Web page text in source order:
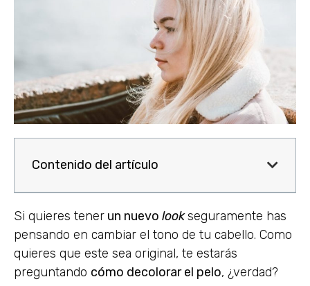
Contenido del artículo
Si quieres tener un nuevo lookseguramente has
pensando en cambiar el tono de tu cabello. Como
quieres que este sea original, te estarás
preguntando cómo decolorar el pelo, ¿verdad?